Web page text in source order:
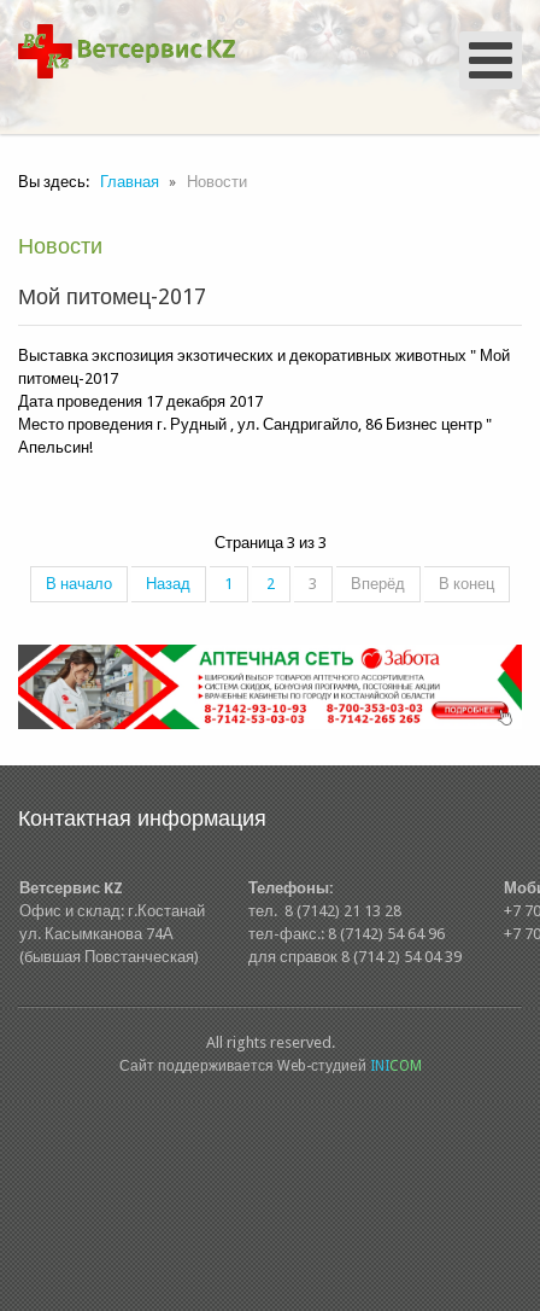
Вы здесь: Главная Новости
Новости
Мой питомец-2017
Выставка экспозиция экзотических и декоративных животных " Мой
питомец-2017
Дата проведения 17 декабря 2017
Место проведения г. Рудный , ул. Сандригайло, 86 Бизнес центр "
Апельсин!
Страница 3 из 3
В начало Назад 1 2 3 Вперёд В конец
Контактная информация
Ветсервис KZ
Офис и склад: г.Костанай
ул. Касымканова 74А
(бывшая Повстанческая)
Телефоны:
тел. 8 (7142) 21 13 28
тел-факс.: 8 (7142) 54 64 96
для справок 8 (714 2) 54 04 39
+7
+7
All rights reserved.
Сайт поддерживается Web-студией INICOM